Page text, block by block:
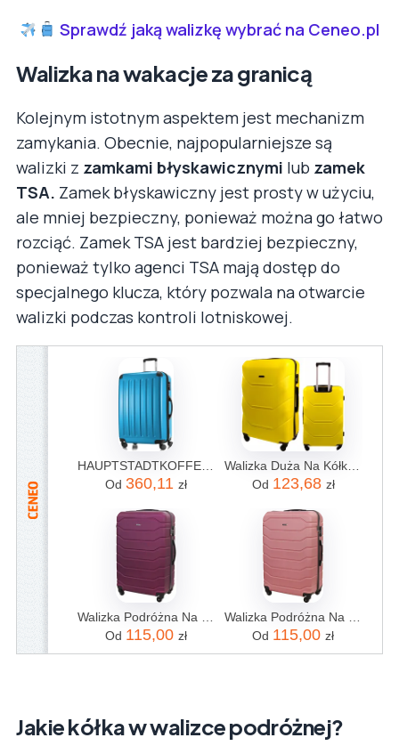
Sprawdź jaką walizkę wybrać na Ceneo.pl
Walizka na wakacje za granicą
Kolejnym istotnym aspektem jest mechanizm
zamykania. Obecnie, najpopularniejsze są
walizki z zamkami błyskawicznymi lub zamek
TSA. Zamek błyskawiczny jest prosty w użyciu,
ale mniej bezpieczny, ponieważ można go łatwo
rozciąć. Zamek TSA jest bardziej bezpieczny,
ponieważ tylko agenci TSA mają dostęp do
specjalnego klucza, który pozwala na otwarcie
walizki podczas kontroli lotniskowej.
HAUPTSTADTKOFFER - Alex - Duża walizka twarda z kółkami na kółkach XL walizka na kółkach z elastyczną plisą walizka podróżna 120L, cyjan niebieski
Od 360,11 zł
Walizka Duża Na Kółkach Podróżna Bagaż Diamond Twarda XL 28" A227 Abs
Od 123,68 zł
Od 115,00 zł
Od 115,00 zł
Jakie kółka w walizce podróżnej?